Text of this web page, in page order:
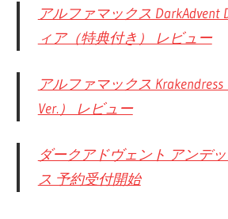
アルファマックス DarkAdvent
ィア（特典付き） レビュー
アルファマックス
Ver.） レビュー
ダークアドヴェント アンデ
ス 予約受付開始